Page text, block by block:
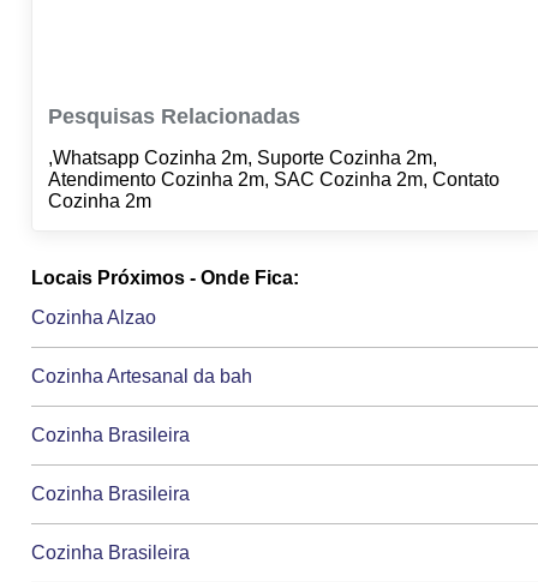
Pesquisas Relacionadas
,Whatsapp Cozinha 2m, Suporte Cozinha 2m,
Atendimento Cozinha 2m, SAC Cozinha 2m, Contato
Cozinha 2m
Locais Próximos - Onde Fica:
Cozinha Alzao
Cozinha Artesanal da bah
Cozinha Brasileira
Cozinha Brasileira
Cozinha Brasileira